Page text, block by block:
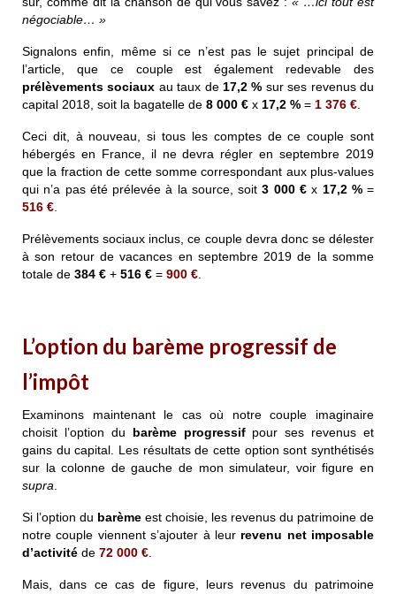
négociable… »
Signalons enfin, même si ce n’est pas le sujet principal de
l’article, que ce couple est également redevable des
prélèvements sociaux au taux de17,2 % sur ses revenus du
capital 2018, soit la bagatelle de 8 000 € x 17,2 % = 1 376 €
Ceci dit, à nouveau, si tous les comptes de ce couple sont
hébergés en France, il ne devra régler en septembre 2019
que la fraction de cette somme correspondant aux plus-values
qui n’a pas été prélevée à la source, soit3 000 €x 17,2 %=
516 €
Prélèvements sociaux inclus, ce couple devra donc se délester
à son retour de vacances en septembre 2019 de la somme
totale de 384 € + 516 € = 900 €
L’option du barème progressif de
l’impôt
Examinons maintenant le cas où notre couple imaginaire
choisit l’option du barème progressifpour ses revenus et
gains du capital. Les résultats de cette option sont synthétisés
sur la colonne de gauche de mon simulateur, voir figure en
supra.
Si l’option du barème est choisie, les revenus du patrimoine de
notre couple viennent s’ajouter à leur revenu net imposable
d’activité de 72 000 €.
Mais, dans ce cas de figure, leurs revenus du patrimoine